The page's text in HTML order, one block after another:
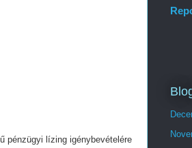
pénzügyi lízing igénybevételére